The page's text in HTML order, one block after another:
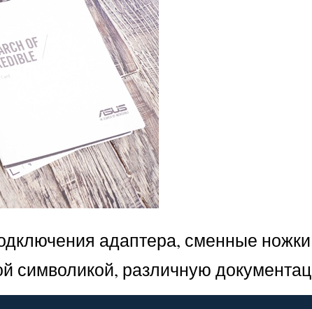
адаптера, сменные ножки
символикой, различную